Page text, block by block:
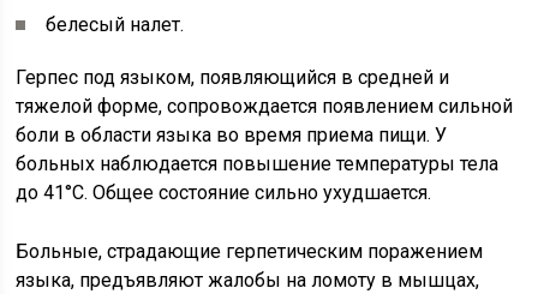
белесый налет.
Герпес под языком, появляющийся в средней и
тяжелой форме, сопровождается появлением сильной
боли в области языка во время приема пищи. У
больных наблюдается повышение температуры тела
до 41°C. Общее состояние сильно ухудшается.
Больные, страдающие герпетическим поражением
языка, предъявляют жалобы на ломоту в мышцах,